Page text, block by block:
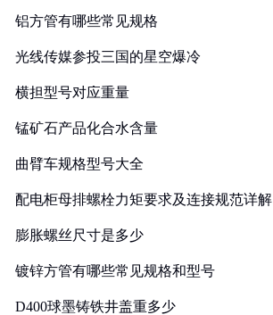
铝方管有哪些常见规格
光线传媒参投三国的星空爆冷
横担型号对应重量
锰矿石产品化合水含量
曲臂车规格型号大全
配电柜母排螺栓力矩要求及连接规范详解
膨胀螺丝尺寸是多少
镀锌方管有哪些常见规格和型号
D400球墨铸铁井盖重多少